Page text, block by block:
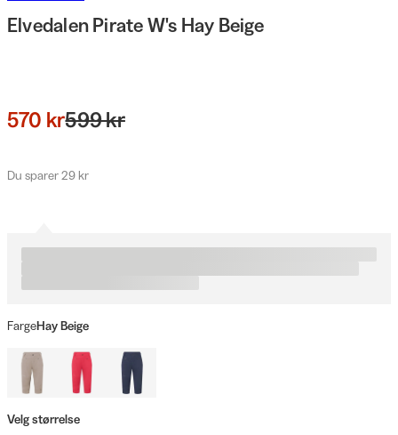
Elvedalen Pirate W's Hay Beige
570 kr599 kr
Du sparer 29 kr
FargeHay Beige
Velg størrelse